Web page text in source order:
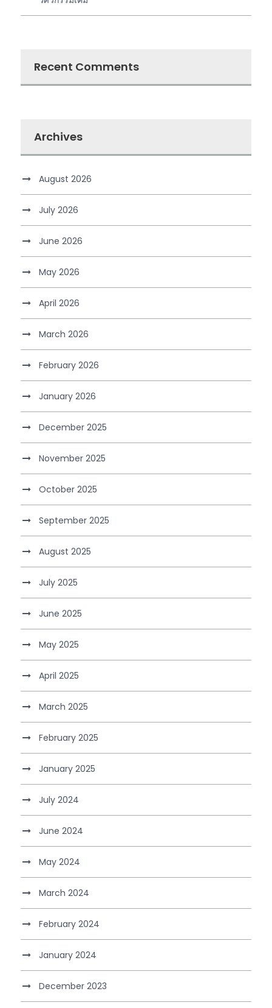
Recent Comments
Archives
August 2026
July 2026
June 2026
May 2026
April 2026
March 2026
February 2026
January 2026
December 2025
November 2025
October 2025
September 2025
August 2025
July 2025
June 2025
May 2025
April 2025
March 2025
February 2025
January 2025
July 2024
June 2024
May 2024
March 2024
February 2024
January 2024
December 2023